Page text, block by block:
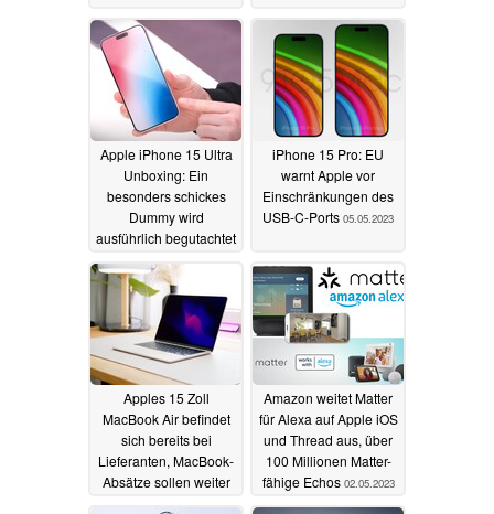
08.05.2023
Apple iPhone 15 Ultra
Unboxing: Ein
besonders schickes
Dummy wird
ausführlich begutachtet
und mit dem iPhone 14
Pro Max verglichen
07.05.2023
iPhone 15 Pro: EU
warnt Apple vor
Einschränkungen des
USB-C-Ports 05.05.2023
Apples 15 Zoll
MacBook Air befindet
sich bereits bei
Lieferanten, MacBook-
Absätze sollen weiter
sinken04.05.2023
Amazon weitet Matter
für Alexa auf Apple iOS
und Thread aus, über
100 Millionen Matter-
fähige Echos 02.05.2023